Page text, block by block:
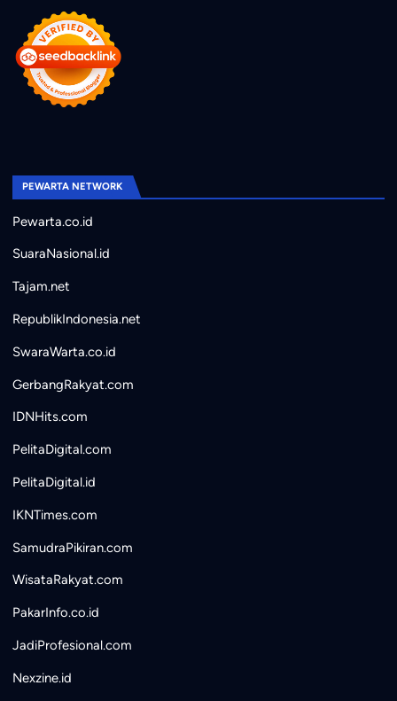
PEWARTA NETWORK
Pewarta.co.id
SuaraNasional.id
Tajam.net
RepublikIndonesia.net
SwaraWarta.co.id
GerbangRakyat.com
IDNHits.com
PelitaDigital.com
PelitaDigital.id
IKNTimes.com
SamudraPikiran.com
WisataRakyat.com
PakarInfo.co.id
JadiProfesional.com
Nexzine.id